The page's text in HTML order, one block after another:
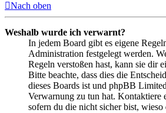
Nach oben
Weshalb wurde ich verwarnt?
In jedem Board gibt es eigene
Administration festgelegt werden.
Regeln verstoßen hast, kann sie dir
Bitte beachte, dass dies die
dieses Boards ist und phpBB
Verwarnung zu tun hat. Kontaktiere
sofern du die nicht sicher bist,